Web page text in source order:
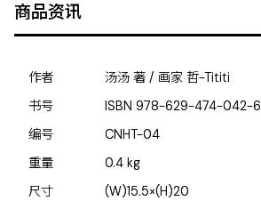
商品资讯
作者
汤汤 著 / 画家 哲-Tititi
书号
ISBN978-629-474-042-6
编号
CNHT-04
重量
0.4 kg
尺寸
(W)15.5×(H)20